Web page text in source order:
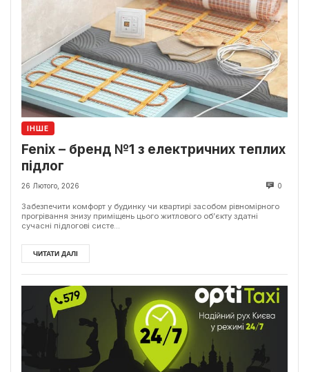
ІНШЕ
Fenix – бренд №1 з електричних теплих
підлог
26 Лютого, 2026 0
Забезпечити комфорт у будинку чи квартирі засобом рівномірного
прогрівання знизу приміщень цього житлового об’єкту здатні
сучасні підлогові систе...
ЧИТАТИ ДАЛІ